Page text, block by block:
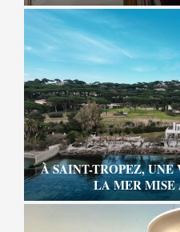
À SAINT-TROPEZ,
LA MER MISE